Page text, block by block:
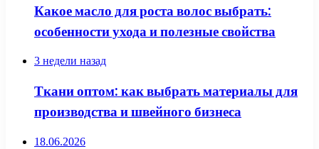
Какое масло для роста волос выбрать:
особенности ухода и полезные свойства
3 недели назад
Ткани оптом: как выбрать материалы для
производства и швейного бизнеса
18.06.2026